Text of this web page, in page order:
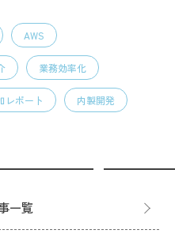
AWS
業務効率化
レポート 内製開発
一覧